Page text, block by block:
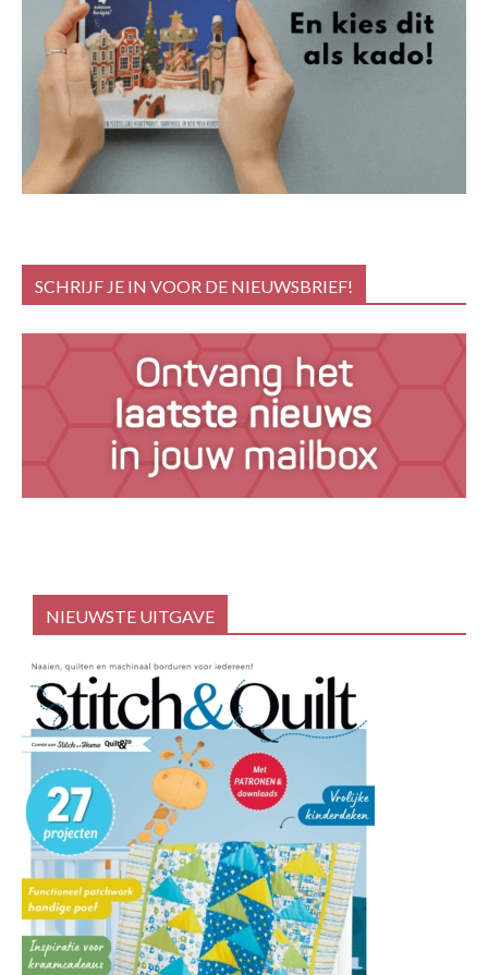
SCHRIJF JE IN VOOR DE NIEUWSBRIEF!
NIEUWSTE UITGAVE